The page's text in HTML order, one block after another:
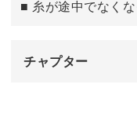
■ 糸が途中でなく
チャプター